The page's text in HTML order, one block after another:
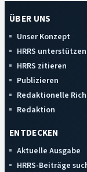
ÜBER UNS
Unser Konzept
HRRS unterstützen
HRRS zitieren
Publizieren
Redaktionelle
Redaktion
ENTDECKEN
Aktuelle Ausgabe
HRRS-Beiträge